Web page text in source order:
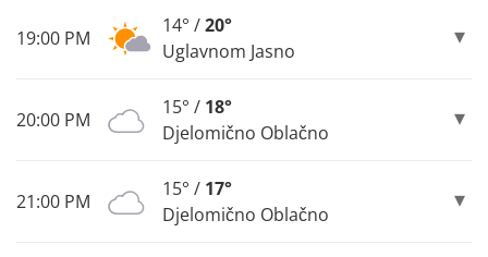
19:00 PM
14° /20°
Uglavnom Jasno
20:00 PM
15° / 18°
Djelomično Oblačno
21:00 PM
15° / 17°
Djelomično Oblačno